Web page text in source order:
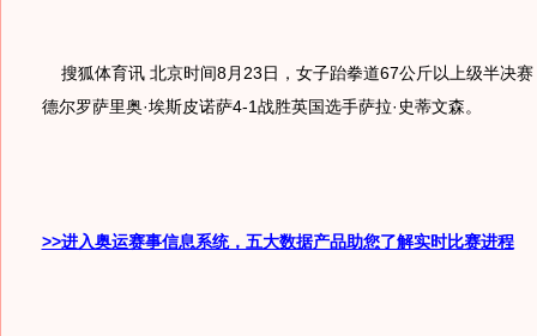
搜狐体育讯 北京时间8月23日，女子跆拳道67公斤以上级半决赛
德尔罗萨里奥·埃斯皮诺萨4-1战胜英国选手萨拉·史蒂文森。
>>进入奥运赛事信息系统，五大数据产品助您了解实时比赛进程